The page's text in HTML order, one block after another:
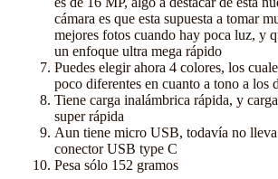
cámara es que esta supuesta a tomar
mejores fotos cuando hay poca luz, y
un enfoque ultra mega rápido
Puedes elegir ahora 4 colores, los
poco diferentes en cuanto a tono a los
Tiene carga inalámbrica rápida, y
super rápida
Aun tiene micro USB, todavía no
conector USB type C
Pesa sólo 152 gramos